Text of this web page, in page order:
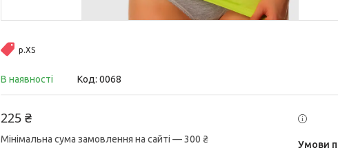
р.XS
В наявності Код: 0068
225 ₴
Мінімальна сума замовлення на сайті — 300 ₴